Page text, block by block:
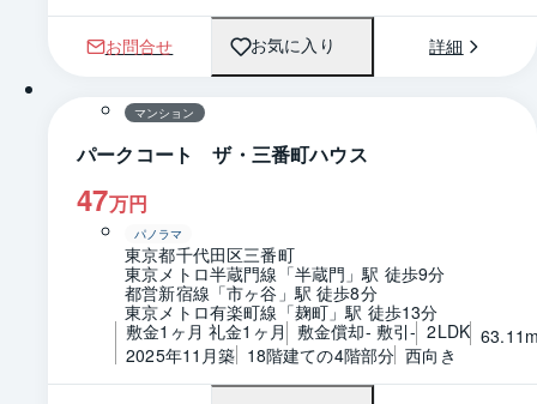
お問合せ お気に入り 詳細
1 / 0 間取り
マンション
パークコート ザ・三番町ハウス
47万円
パノラマ
東京都千代田区三番町
東京メトロ半蔵門線「半蔵門」駅 徒歩9分
都営新宿線「市ヶ谷」駅 徒歩8分
東京メトロ有楽町線「麹町」駅 徒歩13分
敷金1ヶ月 礼金1ヶ月 敷金償却- 敷引- 2LDK
2025年11月築 18階建ての4階部分 西向き